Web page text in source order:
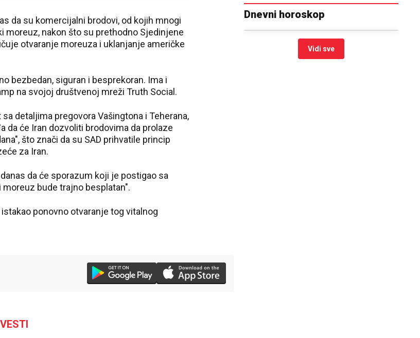
da su komercijalni brodovi, od kojih mnogi
moreuz, nakon što su prethodno Sjedinjene
otvaranje moreuza i uklanjanje američke
bezbedan, siguran i besprekoran. Ima i
na svojoj društvenoj mreži Truth Social.
detaljima pregovora Vašingtona i Teherana,
da će Iran dozvoliti brodovima da prolaze
što znači da su SAD prihvatile princip
za Iran.
da će sporazum koji je postigao sa
bude trajno besplatan".
ponovno otvaranje tog vitalnog
Dnevni horoskop
Vidi sve